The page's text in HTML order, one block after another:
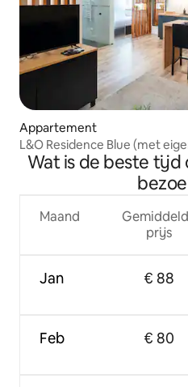
Appartement
L&O Residence Blue (met
Wat is de beste tijd
Maand
Jan
Feb
prijs
€ 88
€ 80